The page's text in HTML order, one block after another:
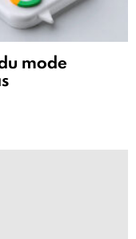
mode